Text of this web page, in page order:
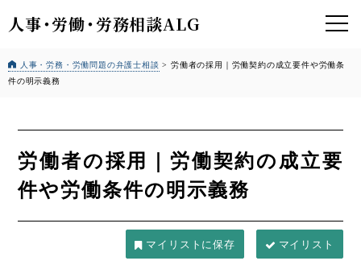
人事・労働・労務相談ALG
人事・労務・労働問題の弁護士相談 >労働者の採用｜労働契約の成立要件や労働条
件の明示義務
労働者の採用｜労働契約の成立要
件や労働条件の明示義務
マイリスト